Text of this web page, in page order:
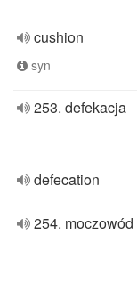
cushion
syn
253. defekacja
defecation
254. moczowód